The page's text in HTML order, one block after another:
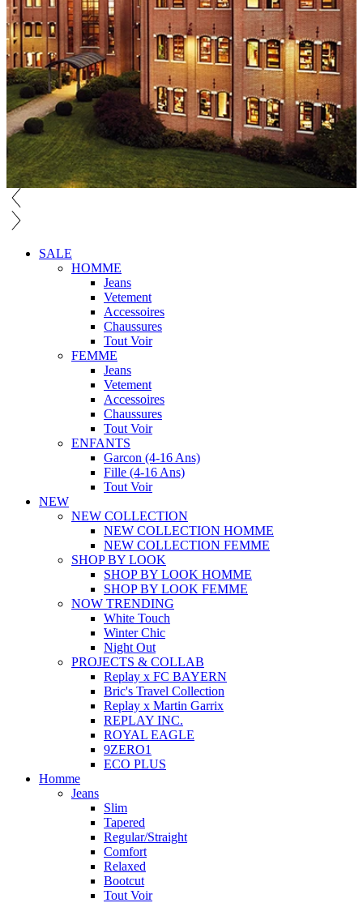
SALE
HOMME
Jeans
Vetement
Accessoires
Chaussures
Tout Voir
FEMME
Jeans
Vetement
Accessoires
Chaussures
Tout Voir
ENFANTS
Garcon (4-16 Ans)
Fille (4-16 Ans)
Tout Voir
NEW
NEW COLLECTION
NEW COLLECTION HOMME
NEW COLLECTION FEMME
SHOP BY LOOK
SHOP BY LOOK HOMME
SHOP BY LOOK FEMME
NOW TRENDING
White Touch
Winter Chic
Night Out
PROJECTS & COLLAB
Replay x FC BAYERN
Bric's Travel Collection
Replay x Martin Garrix
REPLAY INC.
ROYAL EAGLE
9ZERO1
ECO PLUS
Homme
Jeans
Slim
Tapered
Regular/Straight
Comfort
Relaxed
Bootcut
Tout Voir